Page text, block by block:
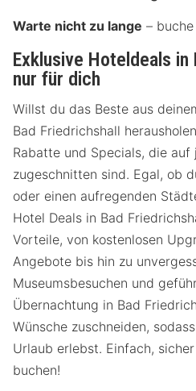
Warte nicht zu lange –
Exklusive Hoteldeals in
nur für dich
Willst du das Beste aus
Bad Friedrichshall
Rabatte und Specials, die auf
zugeschnitten sind. Egal, ob
oder einen aufregenden
Hotel Deals in Bad
Vorteile, von kostenlosen
Angebote bis hin zu
Museumsbesuchen und
Übernachtung in Bad
Wünsche zuschneiden,
Urlaub erlebst. Einfach,
buchen!